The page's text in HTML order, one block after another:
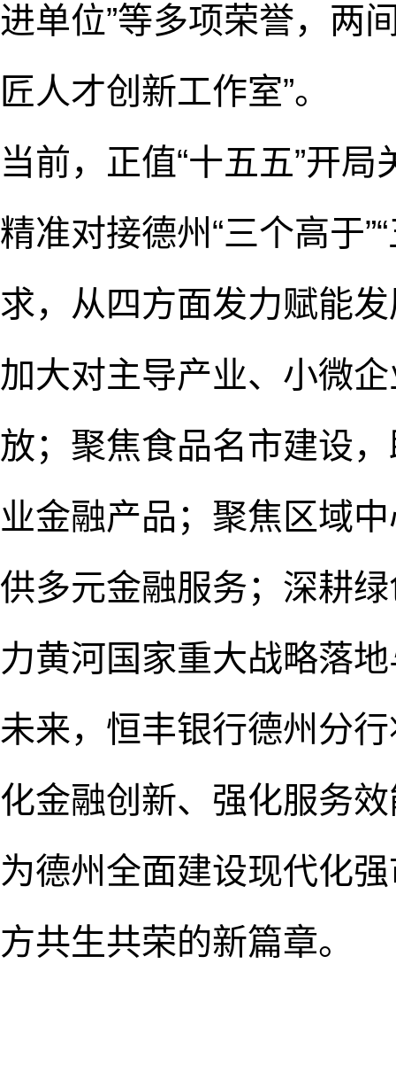
进单位”等多项荣誉，两
匠人才创新工作室”。
当前，正值“十五五”开
精准对接德州“三个高于
求，从四方面发力赋能
加大对主导产业、小微
放；聚焦食品名市建设
业金融产品；聚焦区域
供多元金融服务；深耕
力黄河国家重大战略落
未来，恒丰银行德州分
化金融创新、强化服务
为德州全面建设现代化
方共生共荣的新篇章。